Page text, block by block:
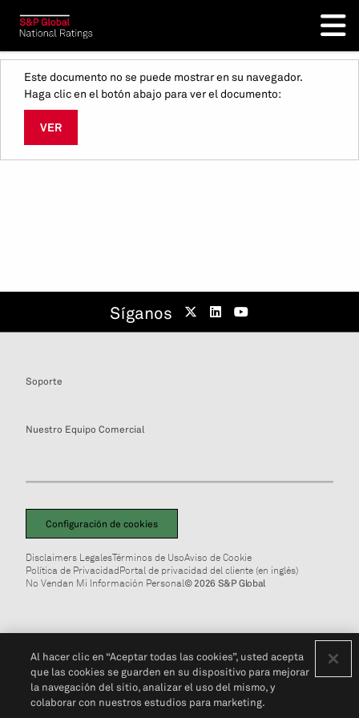
Este documento no se puede mostrar en su navegador.
Haga clic en el botón abajo para ver el documento:
VER
Síganos
Soporte
Nuestro Equipo Comercial
Configuración de cookies
Disclaimers LegalesTérminos de UsoAviso de Cookie
Política de PrivacidadPortal de privacidad del cliente (en inglés)
No Vendan Mi Información Personal© 2026 S&P Global
Al hacer clic en “Aceptar todas las cookies”, usted acepta
que las cookies se guarden en su dispositivo para mejorar
la navegación del sitio, analizar el uso del mismo, y
colaborar con nuestros estudios para marketing.